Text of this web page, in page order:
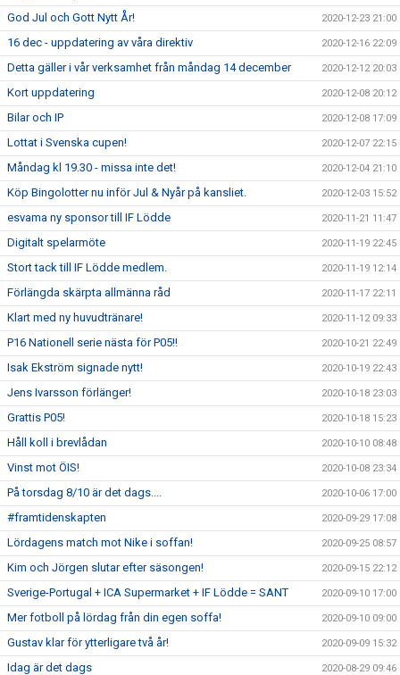
God Jul och Gott Nytt År! 2020-12-23 21:00
16 dec - uppdatering av våra direktiv 2020-12-16 22:09
Detta gäller i vår verksamhet från måndag 14 december 2020-12-12 20:03
Kort uppdatering 2020-12-08 20:12
Bilar och IP 2020-12-08 17:09
Lottat i Svenska cupen! 2020-12-07 22:15
Måndag kl 19.30 - missa inte det! 2020-12-04 21:10
Köp Bingolotter nu inför Jul & Nyår på kansliet. 2020-12-03 15:52
esvama ny sponsor till IF Lödde 2020-11-21 11:47
Digitalt spelarmöte 2020-11-19 22:45
Stort tack till IF Lödde medlem. 2020-11-19 12:14
Förlängda skärpta allmänna råd 2020-11-17 22:11
Klart med ny huvudtränare! 2020-11-12 09:33
P16 Nationell serie nästa för P05!! 2020-10-21 22:49
Isak Ekström signade nytt! 2020-10-19 22:43
Jens Ivarsson förlänger! 2020-10-18 23:03
Grattis P05! 2020-10-18 15:23
Håll koll i brevlådan 2020-10-10 08:48
Vinst mot ÖIS! 2020-10-08 23:34
På torsdag 8/10 är det dags.... 2020-10-06 17:00
#framtidenskapten 2020-09-29 17:08
Lördagens match mot Nike i soffan! 2020-09-25 08:57
Kim och Jörgen slutar efter säsongen! 2020-09-15 22:12
Sverige-Portugal + ICA Supermarket + IF Lödde = SANT 2020-09-10 17:00
Mer fotboll på lördag från din egen soffa! 2020-09-10 09:00
Gustav klar för ytterligare två år! 2020-09-09 15:32
Idag är det dags 2020-08-29 09:46